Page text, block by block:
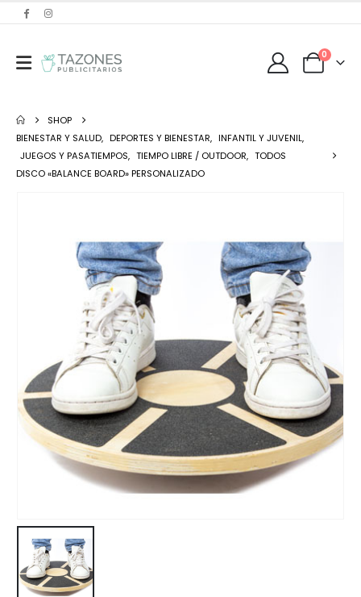
0
SHOP
BIENESTAR Y SALUD, DEPORTES Y BIENESTAR, INFANTIL Y JUVENIL,
JUEGOS Y PASATIEMPOS, TIEMPO LIBRE / OUTDOOR, TODOS
DISCO «BALANCE BOARD» PERSONALIZADO